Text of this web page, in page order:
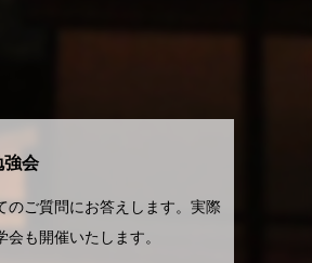
強会
のご質問にお答えします。実際
会も開催いたします。